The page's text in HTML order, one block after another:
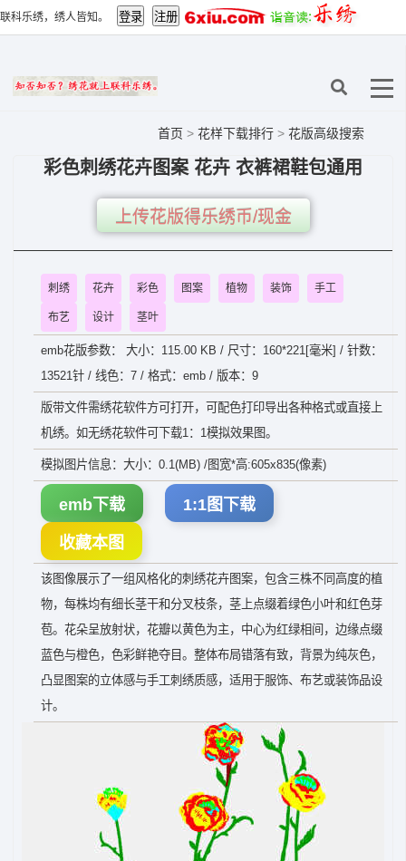
联科乐绣，绣人皆知。
首页 > 花样下载排行 > 花版高级搜索
彩色刺绣花卉图案 花卉 衣裤裙鞋包通用
上传花版得乐绣币/现金
刺绣 花卉 彩色 图案 植物 装饰 手工
布艺 设计 茎叶
emb花版参数： 大小：115.00 KB / 尺寸：160*221[毫米] / 针数：
13521针 / 线色：7 / 格式：emb / 版本：9
版带文件需绣花软件方可打开，可配色打印导出各种格式或直接上
机绣。如无绣花软件可下载1：1模拟效果图。
模拟图片信息：大小：0.1(MB) /图宽*高:605x835(像素)
emb下载 1:1图下载
收藏本图
该图像展示了一组风格化的刺绣花卉图案，包含三株不同高度的植
物，每株均有细长茎干和分叉枝条，茎上点缀着绿色小叶和红色芽
苞。花朵呈放射状，花瓣以黄色为主，中心为红绿相间，边缘点缀
蓝色与橙色，色彩鲜艳夺目。整体布局错落有致，背景为纯灰色，
凸显图案的立体感与手工刺绣质感，适用于服饰、布艺或装饰品设
计。